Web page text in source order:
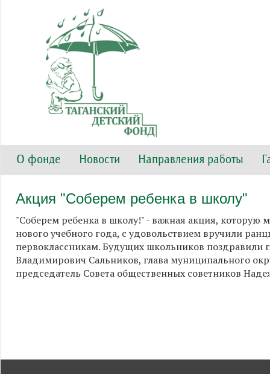
О фонде Новости Направления работы
Акция "Соберем ребенка в школу"
"Соберем ребенка в школу!" - важная акция,
нового учебного года, с удовольствием вручили
первоклассникам. Будущих школьников поздравили
Владимирович Сальников, глава муниципального
председатель Совета общественных советников